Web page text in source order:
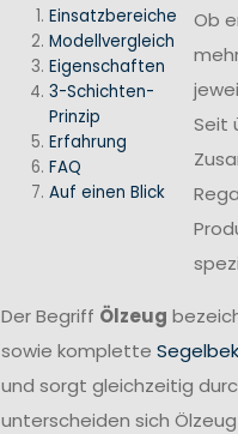
Einsatzbereiche
Modellvergleich
Eigenschaften
3-Schichten-
Prinzip
Erfahrung
FAQ
Auf einen Blick
Ob
Seit
Der Begriff Ölzeug
sowie komplette
und sorgt gleichzeitig
unterscheiden sich